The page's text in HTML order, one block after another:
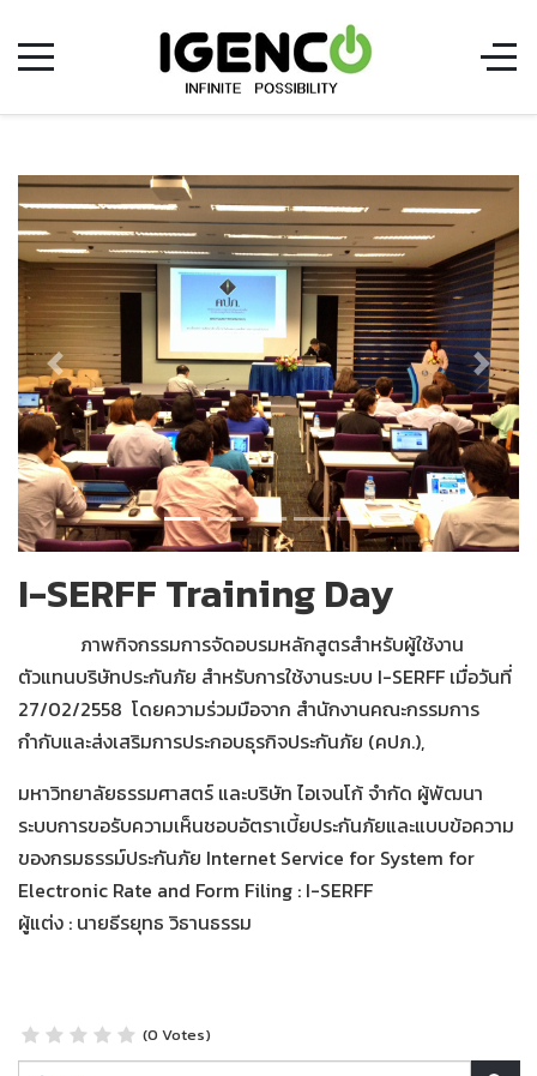
ก่อนหน้า ต่อไป
I-SERFF Training Day
ภาพกิจกรรมการจัดอบรมหลักสูตรสำหรับผู้ใช้งาน
ตัวแทนบริษัทประกันภัย สำหรับการใช้งานระบบ I-SERFF เมื่อวันที่
27/02/2558 โดยความร่วมมือจาก สำนักงานคณะกรรมการ
กำกับและส่งเสริมการประกอบธุรกิจประกันภัย (คปภ.),
มหาวิทยาลัยธรรมศาสตร์ และบริษัท ไอเจนโก้ จำกัด ผู้พัฒนา
ระบบการขอรับความเห็นชอบอัตราเบี้ยประกันภัยและแบบข้อความ
ของกรมธรรม์ประกันภัย Internet Service for System for
Electronic Rate and Form Filing : I-SERFF
ผู้แต่ง : นายธีรยุทธ วิธานธรรม
(0 Votes)